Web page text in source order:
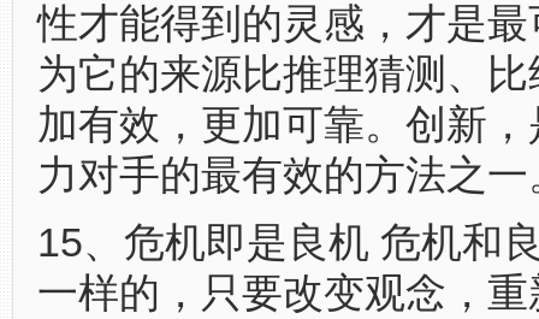
性才能得到的灵感，才是
为它的来源比推理猜测、
加有效，更加可靠。创新
力对手的最有效的方法之一
15、危机即是良机 危机和
一样的，只要改变观念，